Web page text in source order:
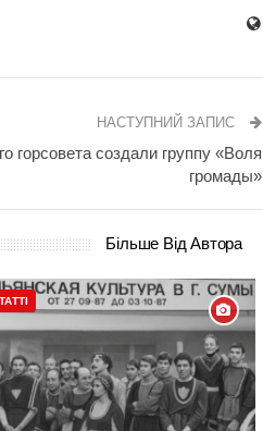
НАСТУПНИЙ ЗАПИС
горсовета создали группу «Воля
громады»
Більше Від Автора